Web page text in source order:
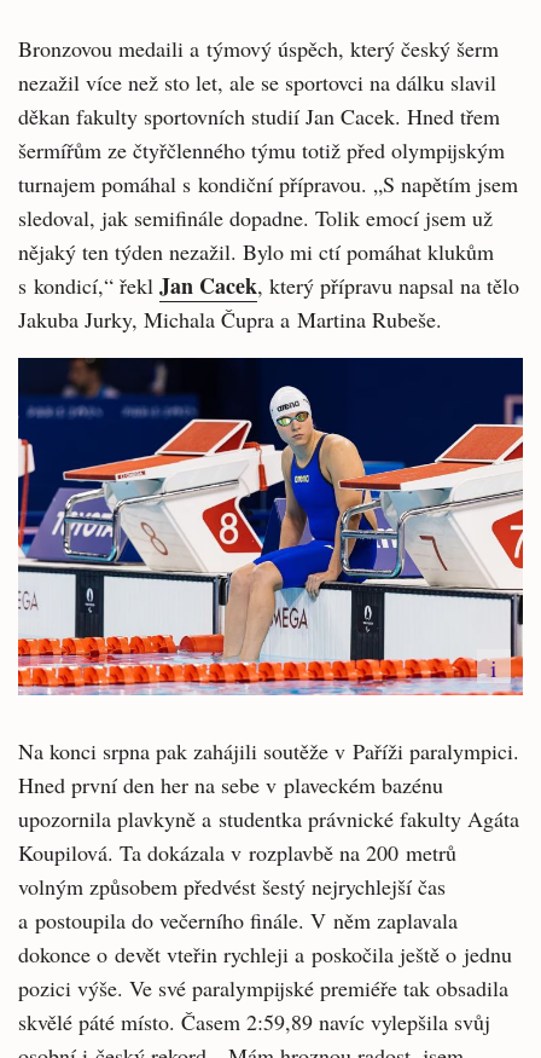
Bronzovou medaili a týmový úspěch, který český šerm
nezažil více než sto let, ale se sportovci na dálku slavil
děkan fakulty sportovních studií Jan Cacek. Hned třem
šermířům ze čtyřčlenného týmu totiž před olympijským
turnajem pomáhal s kondiční přípravou. „S napětím jsem
sledoval, jak semifinále dopadne. Tolik emocí jsem už
nějaký ten týden nezažil. Bylo mi ctí pomáhat klukům
s kondicí,“ řekl Jan Cacek, který přípravu napsal na tělo
Jakuba Jurky, Michala Čupra a Martina Rubeše.
i
Na konci srpna pak zahájili soutěže v Paříži paralympici.
Hned první den her na sebe v plaveckém bazénu
upozornila plavkyně a studentka právnické fakulty Agáta
Koupilová. Ta dokázala v rozplavbě na 200 metrů
volným způsobem předvést šestý nejrychlejší čas
a postoupila do večerního finále. V něm zaplavala
dokonce o devět vteřin rychleji a poskočila ještě o jednu
pozici výše. Ve své paralympijské premiéře tak obsadila
skvělé páté místo. Časem 2:59,89 navíc vylepšila svůj